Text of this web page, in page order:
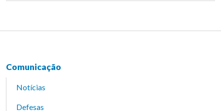
Comunicação
Notícias
Defesas